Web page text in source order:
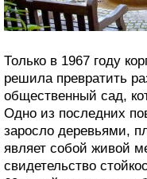
Только в 1967 году
решила превратить
общественный сад,
Одно из последних
заросло деревьями,
являет собой живой
свидетельство